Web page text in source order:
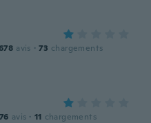
avis · 73 chargements
76 avis · 11 chargements